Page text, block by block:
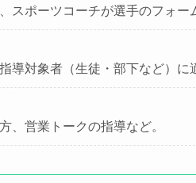
ポーツコーチが選手のフォー
導対象者（生徒・部下など）に
、営業トークの指導など。